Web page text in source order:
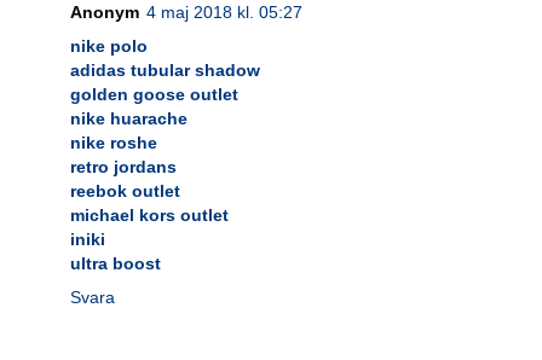
Anonym 4 maj 2018 kl. 05:27
nike polo
adidas tubular shadow
golden goose outlet
nike huarache
nike roshe
retro jordans
reebok outlet
michael kors outlet
iniki
ultra boost
Svara